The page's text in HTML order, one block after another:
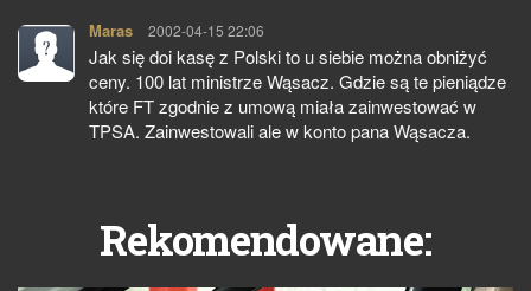
Maras pisze:
2002-04-15 22:06
Jak się doi kasę z Polski to u siebie można obniżyć
ceny. 100 lat ministrze Wąsacz. Gdzie są te pieniądze
które FT zgodnie z umową miała zainwestować w
TPSA. Zainwestowali ale w konto pana Wąsacza.
Rekomendowane: